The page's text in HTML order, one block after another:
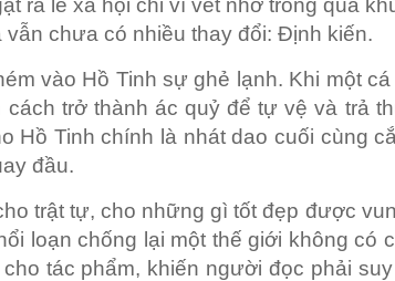
ra lề xã hội chỉ vì vết nhơ trong quá
chưa có nhiều thay đổi: Định kiến.
vào Hồ Tinh sự ghẻ lạnh. Khi một
trở thành ác quỷ để tự vệ và trả
Hồ Tinh chính là nhát dao cuối cùng
đầu.
trật tự, cho những gì tốt đẹp được
loạn chống lại một thế giới không có
tác phẩm, khiến người đọc phải